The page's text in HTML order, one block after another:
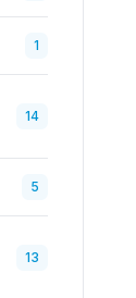
1
14
5
13